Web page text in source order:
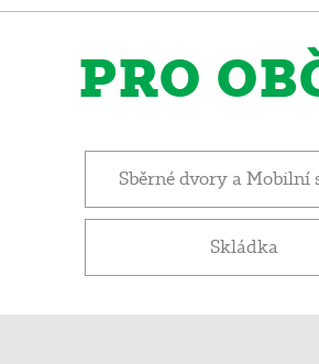
PRO
Sběrné dvory a Mobilní
Skládka